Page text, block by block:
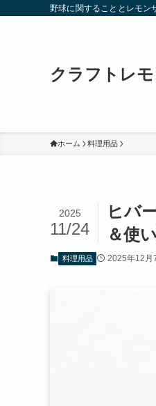
野球に関することとレモン
クラフトレ
ホーム 料理用品
ヒバ
＆使
2025
11/24
料理用品 2025年12月